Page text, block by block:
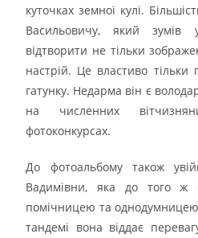
куточках земної кулі.
Васильовичу, який зумів
відтворити не тільки
настрій. Це властиво тільки
гатунку. Недарма він є
на численних
фотоконкурсах.
До фотоальбому також
Вадимівни, яка до того ж
помічницею та
тандемі вона віддає